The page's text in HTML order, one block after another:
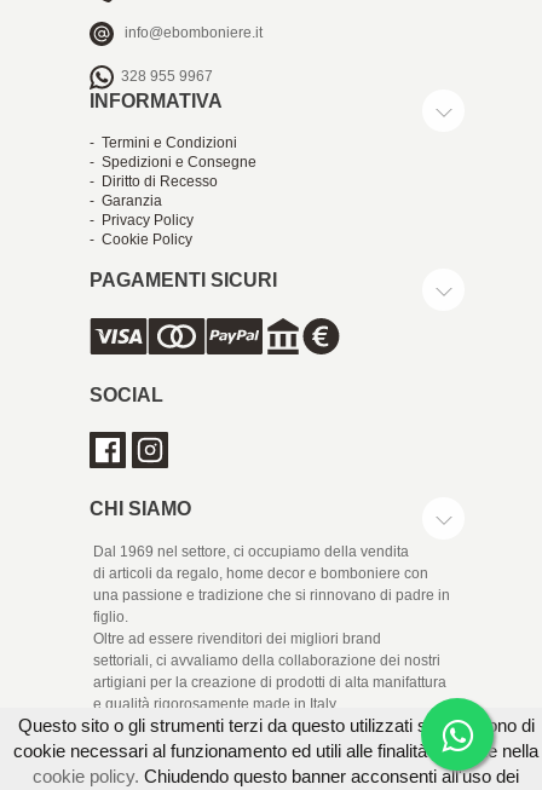
info@ebomboniere.it
328 955 9967
INFORMATIVA
- Termini e Condizioni
- Spedizioni e Consegne
- Diritto di Recesso
- Garanzia
- Privacy Policy
- Cookie Policy
PAGAMENTI SICURI
SOCIAL
CHI SIAMO
Dal 1969 nel settore, ci occupiamo della vendita
di articoli da regalo, home decor e bomboniere con
una passione e tradizione che si rinnovano di padre in
figlio.
Oltre ad essere rivenditori dei migliori brand
settoriali, ci avvaliamo della collaborazione dei nostri
artigiani per la creazione di prodotti di alta manifattura
e qualità rigorosamente made in Italy.
Questo sito o gli strumenti terzi da questo utilizzati si avvalgono di
cookie necessari al funzionamento ed utili alle finalità illustrate nella
cookie policy. Chiudendo questo banner acconsenti all'uso dei